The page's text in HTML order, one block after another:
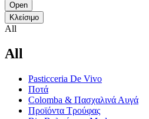
Open
Κλείσιμο
All
All
Pasticceria De Vivo
Ποτά
Colomba & Πασχαλινά Αυγά
Προϊόντα Τρούφας